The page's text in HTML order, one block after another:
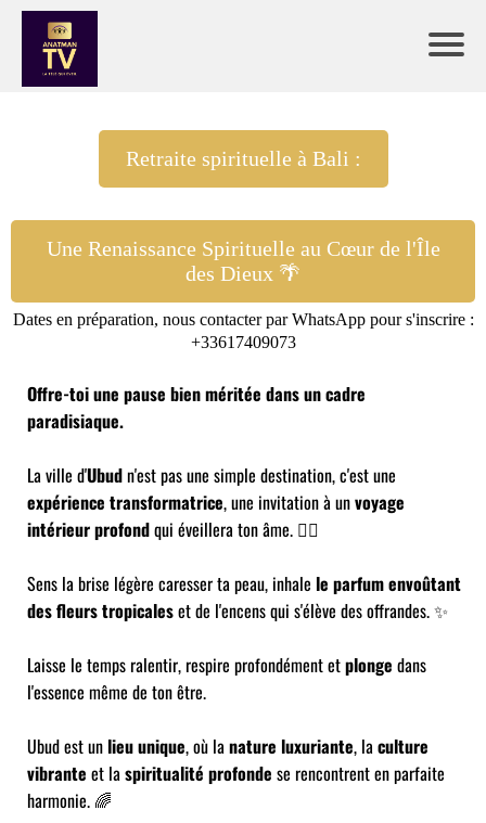
Retraite spirituelle à Bali :
Une Renaissance Spirituelle au Cœur de l'Île
des Dieux 🌴
Dates en préparation, nous contacter par WhatsApp pour s'inscrire :
+33617409073
Offre-toi une pause bien méritée dans un cadre
paradisiaque.
La ville d'Ubudn'est pas une simple destination, c'est une
expérience transformatrice, une invitation à unvoyage
intérieur profondqui éveillera ton âme. 🧘‍♀️
Sens la brise légère caresser ta peau, inhale le parfum envoûtant
des fleurs tropicaleset de l'encens qui s'élève des offrandes. ✨
Laisse le temps ralentir, respire profondément etplonge dans
l'essence même de ton être.
Ubud est un lieu unique, où lanature luxuriante, laculture
vibrante et laspiritualité profonde se rencontrent en parfaite
harmonie. 🌈